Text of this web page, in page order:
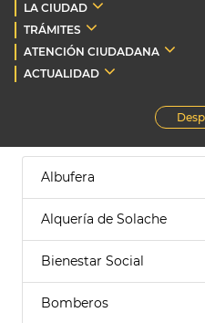
LA CIUDAD
TRÁMITES
ATENCIÓN CIUDADANA
ACTUALIDAD
Albufera
Alquería de Solache
Bienestar Social
Bomberos